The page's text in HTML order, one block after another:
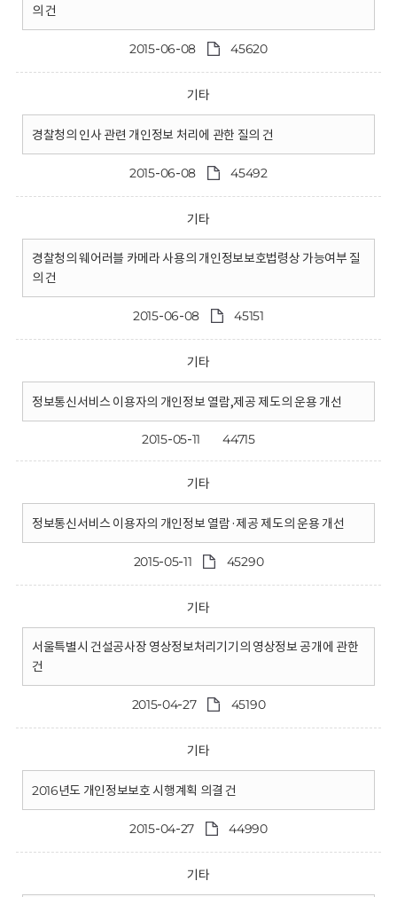
의 건
2015-06-08 45620
기타
경찰청의 인사 관련 개인정보 처리에 관한 질의 건
2015-06-08 45492
기타
경찰청의 웨어러블 카메라 사용의 개인정보보호법령상 가능여부 질
의 건
2015-06-08 45151
기타
정보통신서비스 이용자의 개인정보 열람,제공 제도의 운용 개선
2015-05-11 44715
기타
정보통신서비스 이용자의 개인정보 열람·제공 제도의 운용 개선
2015-05-11 45290
기타
서울특별시 건설공사장 영상정보처리기기의 영상정보 공개에 관한
건
2015-04-27 45190
기타
2016년도 개인정보보호 시행계획 의결 건
2015-04-27 44990
기타